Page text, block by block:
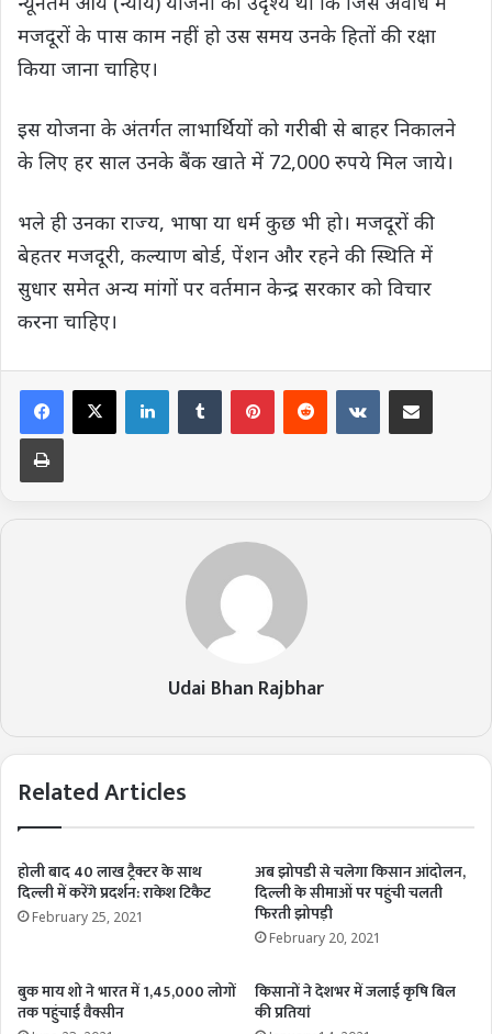
मजदूरों के पास काम नहीं हो उस समय उनके हितों की रक्षा
किया जाना चाहिए।
इस योजना के अंतर्गत लाभार्थियों को गरीबी से बाहर निकालने
के लिए हर साल उनके बैंक खाते में 72,000 रुपये मिल जाये।
भले ही उनका राज्य, भाषा या धर्म कुछ भी हो। मजदूरों की
बेहतर मजदूरी, कल्याण बोर्ड, पेंशन और रहने की स्थिति में
सुधार समेत अन्य मांगों पर वर्तमान केन्द्र सरकार को विचार
करना चाहिए।
LinkedIn VKontakte
Udai Bhan Rajbhar
Related Articles
होली बाद 40 लाख ट्रैक्टर के साथ
दिल्ली में करेंगे प्रदर्शन: राकेश टिकैट
February 25, 2021
अब झोपडी से चलेगा किसान आंदोलन,
दिल्ली के सीमाओं पर पहुंची चलती
फिरती झोपड़ी
February 20, 2021
बुक माय शो ने भारत में 1,45,000 लोगों
तक पहुंचाई वैक्सीन
किसानों ने देशभर में जलाई कृषि बिल
की प्रतियां